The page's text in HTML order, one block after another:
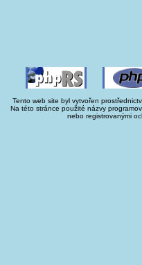
Tento web site byl vytvořen
Na této stránce použité názvy
nebo registrovanými